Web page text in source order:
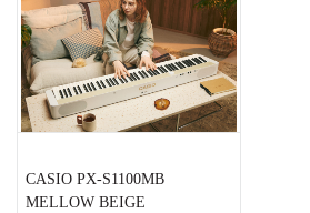
CASIO PX-S1100MB
MELLOW BEIGE